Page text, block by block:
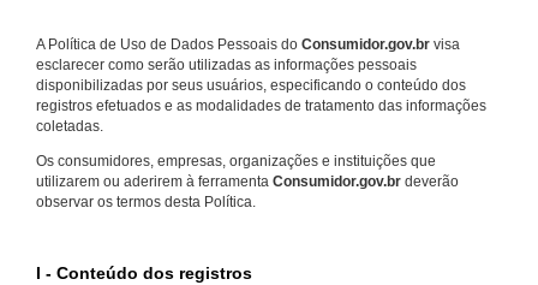
A Política de Uso de Dados Pessoais do Consumidor.gov.br visa
esclarecer como serão utilizadas as informações pessoais
disponibilizadas por seus usuários, especificando o conteúdo dos
registros efetuados e as modalidades de tratamento das informações
coletadas.
Os consumidores, empresas, organizações e instituições que
utilizarem ou aderirem à ferramenta Consumidor.gov.br deverão
observar os termos desta Política.
I - Conteúdo dos registros